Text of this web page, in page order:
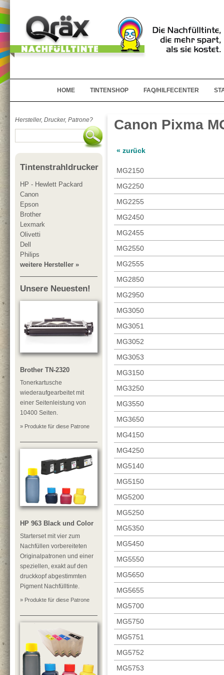
HOME TINTENSHOP FAQ/HILFECENTER
Hersteller, Drucker, Patrone?
Tintenstrahldrucker
HP - Hewlett Packard
Canon
Epson
Brother
Lexmark
Olivetti
Dell
Philips
weitere Hersteller »
Unsere Neuesten!
Brother TN-2320
Tonerkartusche
wiederaufgearbeitet mit
einer Seitenleistung von
10400 Seiten.
» Produkte für diese Patrone
HP 963 Black und Color
Starterset mit vier zum
Nachfüllen vorbereiteten
Originalpatronen und einer
speziellen, exakt auf den
druckkopf abgestimmten
Pigment Nachfülltinte.
» Produkte für diese Patrone
Canon Pixma
« zurück
MG2150
MG2250
MG2255
MG2450
MG2455
MG2550
MG2555
MG2850
MG2950
MG3050
MG3051
MG3052
MG3053
MG3150
MG3250
MG3550
MG3650
MG4150
MG4250
MG5140
MG5150
MG5200
MG5250
MG5350
MG5450
MG5550
MG5650
MG5655
MG5700
MG5750
MG5751
MG5752
MG5753